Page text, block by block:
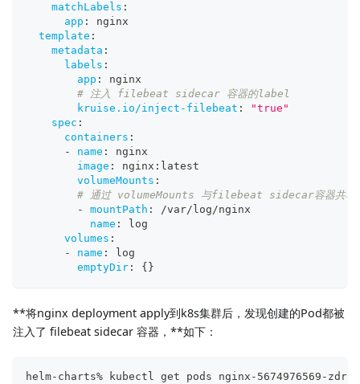
matchLabels :
app :
nginx
template :
metadata :
labels :
app :
nginx
# 注入 filebeat sidecar 容器的label
kruise.io/inject-filebeat :
"true"
spec :
containers :
-
name :
nginx
image : nginx : latest
volumeMounts :
# 通过 volumeMounts 与filebeat sidecar容器共
-
mountPath :
/var/log/nginx
name :
log
volumes :
-
name :
log
emptyDir : { }
**将nginx deployment apply到k8s集群后，发现创建的Pod都被
注入了 filebeat sidecar 容器，**如下：
helm-charts% kubectl get pods nginx-5674976569-